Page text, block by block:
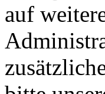
auf